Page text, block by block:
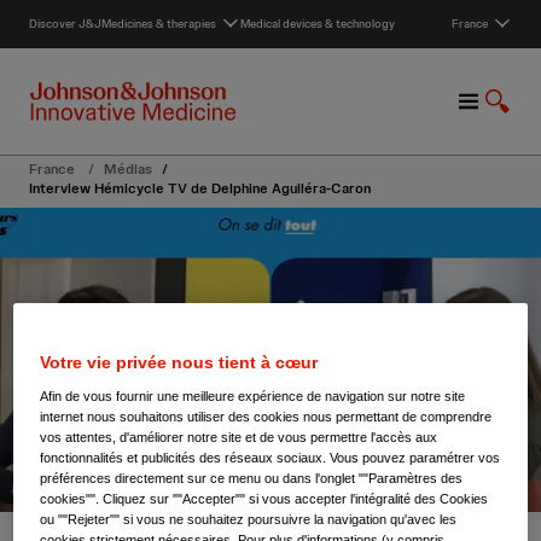
c
n
t
e
Discover J&JMedicines & therapies Medical devices & technology France
M
n
S
o
S
a
r
France / Médias /
Interview Hémicycle TV de Delphine Aguiléra-Caron
Votre vie privée nous tient à cœur
Afin de vous fournir une meilleure expérience de navigation sur notre site
internet nous souhaitons utiliser des cookies nous permettant de comprendre
vos attentes, d'améliorer notre site et de vous permettre l'accès aux
fonctionnalités et publicités des réseaux sociaux. Vous pouvez paramétrer vos
préférences directement sur ce menu ou dans l'onglet ""Paramètres des
cookies"". Cliquez sur ""Accepter"" si vous accepter l'intégralité des Cookies
ou ""Rejeter"" si vous ne souhaitez poursuivre la navigation qu'avec les